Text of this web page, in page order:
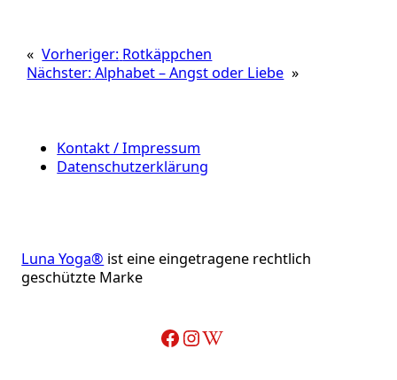
« Vorheriger: Rotkäppchen
Nächster:Alphabet – Angst oder Liebe »
Kontakt / Impressum
Datenschutzerklärung
Luna Yoga® ist eine eingetragene rechtlich
geschützte Marke
Facebook InstagramWikipedia-Artikel über Adelheid Ohlig